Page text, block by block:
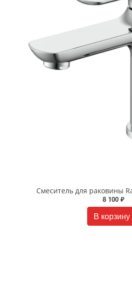
Смеситель для раковины
8 100 ₽
В корзину